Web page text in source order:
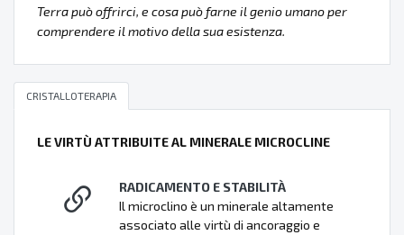
Terra può offrirci, e cosa può farne il genio umano per
comprendere il motivo della sua esistenza.
CRISTALLOTERAPIA
LE VIRTÙ ATTRIBUITE AL MINERALE MICROCLINE
RADICAMENTO E STABILITÀ
Il microclino è un minerale altamente
associato alle virtù di ancoraggio e